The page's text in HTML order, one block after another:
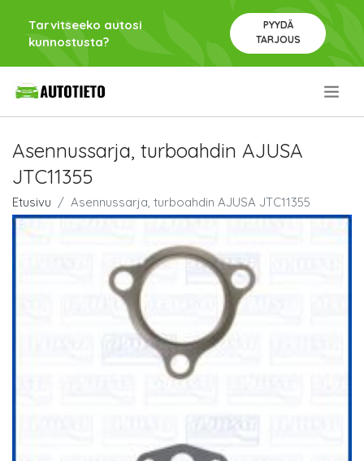
Tarvitseeko autosi
kunnostusta?
PYYDÄ
TARJOUS
Asennussarja, turboahdin AJUSA
JTC11355
Etusivu Asennussarja, turboahdin AJUSA JTC11355